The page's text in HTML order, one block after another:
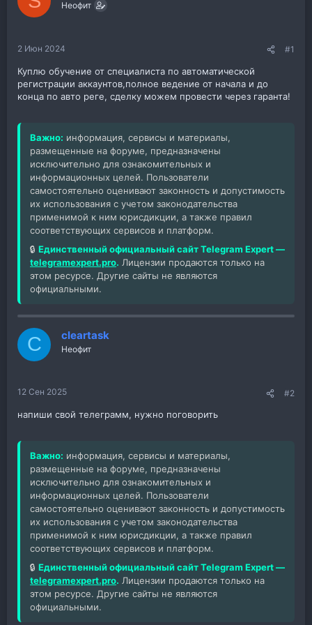
м
ы
а
Неофит
2 Июн 2024 #1
Куплю обучение от специалиста по автоматической
регистрации аккаунтов,полное ведение от начала и до
конца по авто реге, сделку можем провести через гаранта!
Важно: информация, сервисы и материалы,
размещенные на форуме, предназначены
исключительно для ознакомительных и
информационных целей. Пользователи
самостоятельно оценивают законность и допустимость
их использования с учетом законодательства
применимой к ним юрисдикции, а также правил
соответствующих сервисов и платформ.
🔒 Единственный официальный сайт Telegram Expert —
telegramexpert.pro. Лицензии продаются только на
этом ресурсе. Другие сайты не являются
официальными.
C cleartask
Неофит
12 Сен 2025 #2
напиши свой телеграмм, нужно поговорить
Важно: информация, сервисы и материалы,
размещенные на форуме, предназначены
исключительно для ознакомительных и
информационных целей. Пользователи
самостоятельно оценивают законность и допустимость
их использования с учетом законодательства
применимой к ним юрисдикции, а также правил
соответствующих сервисов и платформ.
🔒 Единственный официальный сайт Telegram Expert —
telegramexpert.pro. Лицензии продаются только на
этом ресурсе. Другие сайты не являются
официальными.